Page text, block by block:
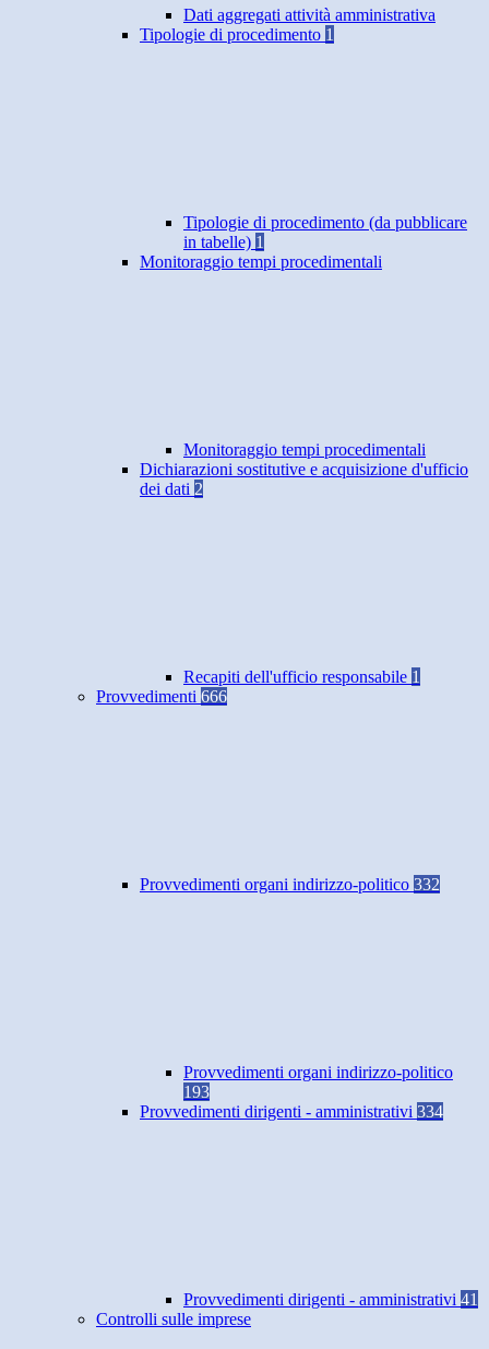
Dati aggregati attività amministrativa
Tipologie di procedimento 1
Tipologie di procedimento (da pubblicare
in tabelle) 1
Monitoraggio tempi procedimentali
Monitoraggio tempi procedimentali
Dichiarazioni sostitutive e acquisizione d'ufficio
dei dati 2
Recapiti dell'ufficio responsabile 1
Provvedimenti 666
Provvedimenti organi indirizzo-politico 332
Provvedimenti organi indirizzo-politico
193
Provvedimenti dirigenti - amministrativi 334
Provvedimenti dirigenti - amministrativi 41
Controlli sulle imprese